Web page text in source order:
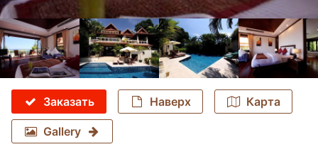
Заказать Наверх Карта
Gallery